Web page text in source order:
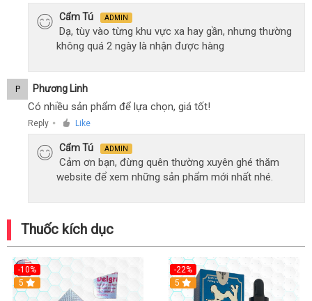
Cẩm Tú ADMIN
Dạ, tùy vào từng khu vực xa hay gần, nhưng thường
không quá 2 ngày là nhận được hàng
P Phương Linh
Có nhiều sản phẩm để lựa chọn, giá tốt!
Reply ● Like
Cẩm Tú ADMIN
Cảm ơn bạn, đừng quên thường xuyên ghé thăm
website để xem những sản phẩm mới nhất nhé.
Thuốc kích dục
-10%
5
-22%
5